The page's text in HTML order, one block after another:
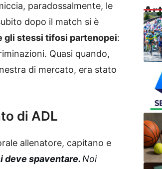
paradossalmente, le
dopo il match si è
gli stessi tifosi partenopei:
Quasi quando,
di mercato, era stato
di ADL
allenatore, capitano e
deve spaventare. Noi